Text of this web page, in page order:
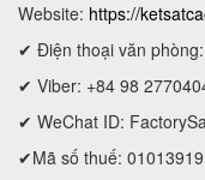
Website: https://
✔ Điện thoại văn
✔ Viber: +84 98
✔ WeChat ID:
✔Mã số thuế: